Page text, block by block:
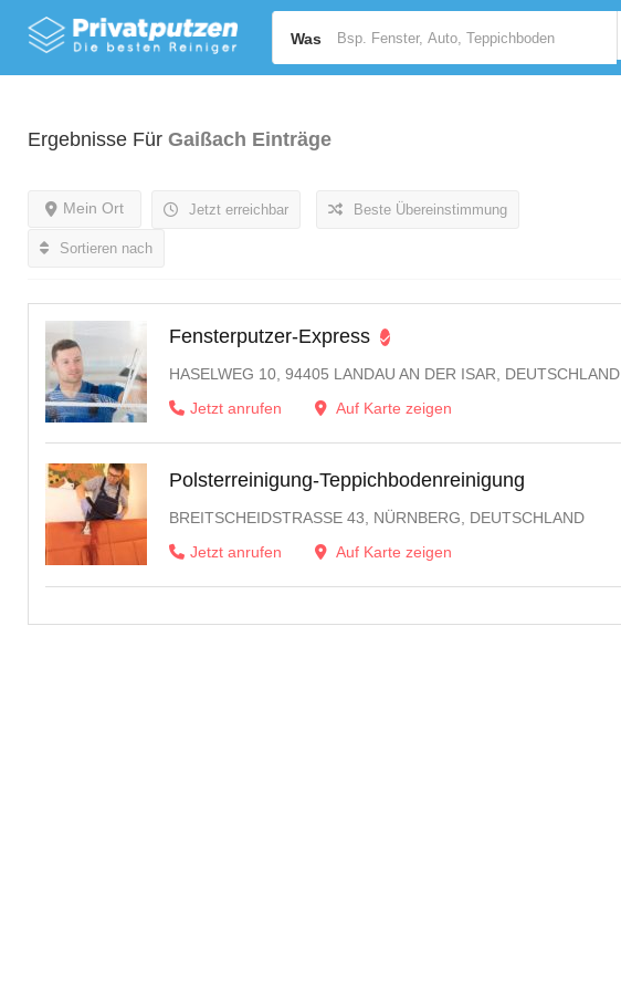
Was
Ergebnisse Für Gaißach Einträge
Jetzt erreichbar
Mein Ort Beste Übereinstimmung
Sortieren nach
Fensterputzer-Express
HASELWEG 10, 94405 LANDAU AN DER ISAR, DEUTSCHLAND
Jetzt anrufen
Auf Karte zeigen
Polsterreinigung-Teppichbodenreinigung
BREITSCHEIDSTRASSE 43, NÜRNBERG, DEUTSCHLAND
Jetzt anrufen
Auf Karte zeigen